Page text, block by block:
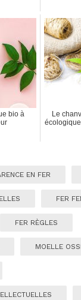
bio à
Le
EN FER
FER
FER RÈGLES
MOELLE